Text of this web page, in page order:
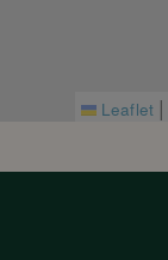
Leaflet |